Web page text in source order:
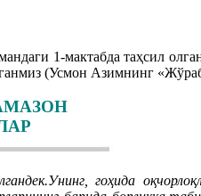
1-мактабда таҳсил
(Усмон Азимнинг
гоҳида